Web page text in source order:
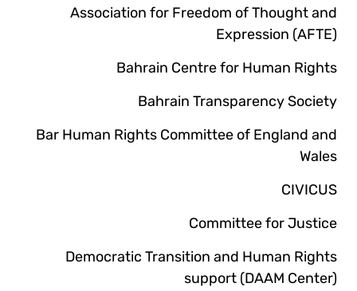
Association for Freedom of Thought and
Expression (AFTE)
Bahrain Centre for Human Rights
Bahrain Transparency Society
Bar Human Rights Committee of England and
Wales
CIVICUS
Committee for Justice
Democratic Transition and Human Rights
support (DAAM Center)